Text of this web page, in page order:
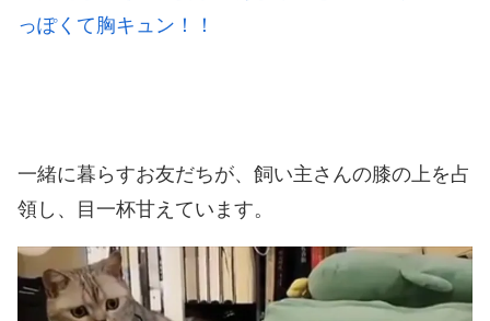
っぽくて胸キュン！！
一緒に暮らすお友だちが、飼い主さんの膝の上を占
領し、目一杯甘えています。